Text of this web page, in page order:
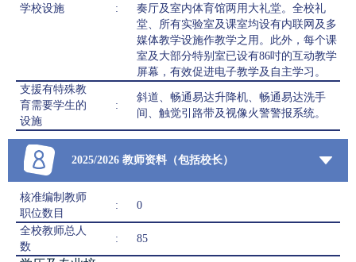
学校设施 :
奏厅及室内体育馆两用大礼堂。全校礼
堂、所有实验室及课室均设有内联网及多
媒体教学设施作教学之用。此外，每个课
室及大部分特别室已设有86吋的互动教学
屏幕，有效促进电子教学及自主学习。
支援有特殊教
育需要学生的
设施
:
斜道、畅通易达升降机、畅通易达洗手
间、触觉引路带及视像火警警报系统。
2025/2026 教师资料（包括校长）
核准编制教师
职位数目
: 0
全校教师总人
数
: 85